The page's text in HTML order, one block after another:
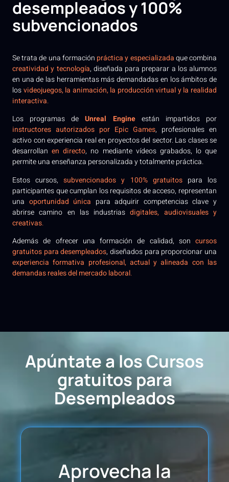
desempleados y 100%
subvencionados
Se trata de una formación práctica y especializadaque combina
creatividad y tecnología, diseñada para preparar a los alumnos
en una de las herramientas más demandadas en los ámbitos de
losvideojuegos, la animación, la producción virtual y la realidad
interactiva.
Los programas deUnreal Engineestán impartidos por
instructores autorizados por Epic Games, profesionales en
activo con experiencia real en proyectos del sector. Las clases se
desarrollanen directo, no mediante vídeos grabados, lo que
permite una enseñanza personalizada y totalmente práctica.
Estos cursos,subvencionados y 100% gratuitospara los
participantes que cumplan los requisitos de acceso, representan
una oportunidad única para adquirir competencias clave y
abrirse camino en las industriasdigitales, audiovisuales y
creativas.
Además de ofrecer una formación de calidad, son cursos
gratuitos para desempleados, diseñados para proporcionar una
experiencia formativa profesional, actual y alineada con las
demandas reales del mercado laboral.
Apúntate a los Cursos
gratuitos para
Desempleados
Aprovecha la